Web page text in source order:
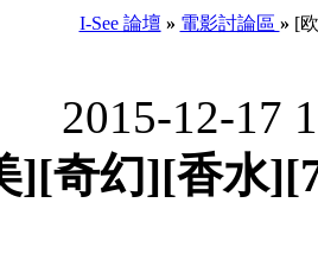
I-See 論壇 » 電影討論區 » [
2015-12-17
][奇幻][香水